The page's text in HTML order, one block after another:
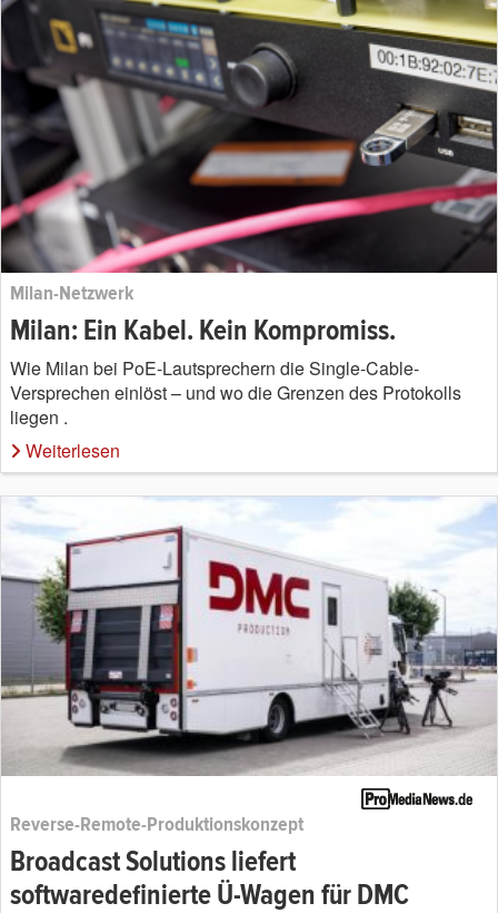
Milan-Netzwerk
Milan: Ein Kabel. Kein Kompromiss.
Wie Milan bei PoE-Lautsprechern die Single-Cable-
Versprechen einlöst – und wo die Grenzen des Protokolls
liegen .
Weiterlesen
Reverse-Remote-Produktionskonzept
Broadcast Solutions liefert
softwaredefinierte Ü-Wagen für DMC